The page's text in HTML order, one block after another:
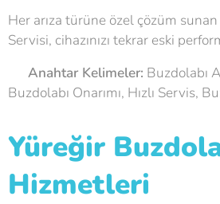
Her arıza türüne özel çözüm
Servisi, cihazınızı tekrar eski
Anahtar Kelimeler: Buzdolabı
Buzdolabı Onarımı, Hızlı Servis,
Yüreğir
Hizmetleri